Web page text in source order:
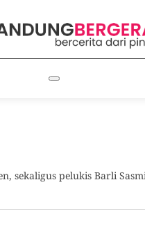
sekaligus pelukis Barli